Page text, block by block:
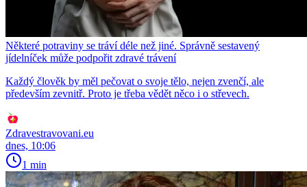
Některé potraviny se tráví déle než jiné. Správně sestavený
jídelníček může podpořit zdravé trávení
Každý člověk by měl pečovat o svoje tělo, nejen zvenčí, ale
především zevnitř. Proto je třeba vědět něco i o střevech.
Zdravestravovani.eu
dnes, 10:06
1 min